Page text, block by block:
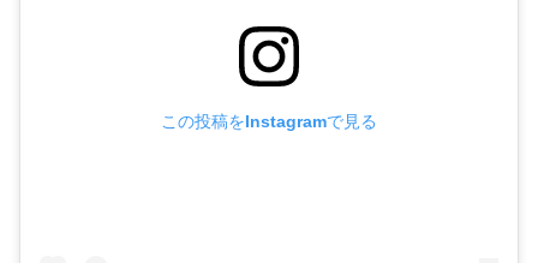
この投稿をInstagramで見る